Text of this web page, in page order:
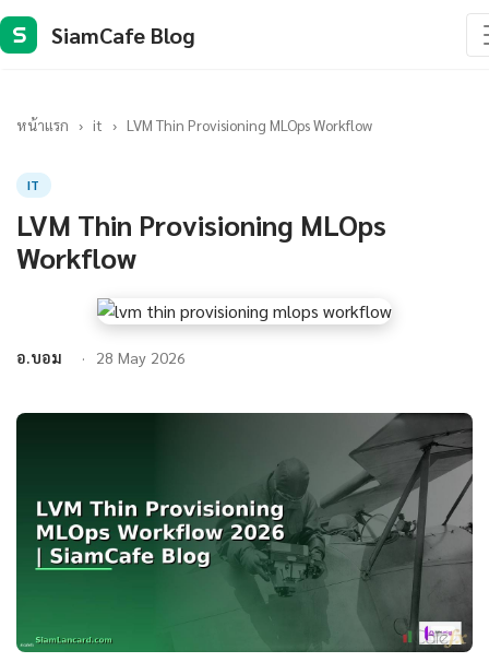
S SiamCafe Blog
หน้าแรก › it › LVM Thin Provisioning MLOps Workflow
IT
LVM Thin Provisioning MLOps
Workflow
อ.บอม 28 May 2026